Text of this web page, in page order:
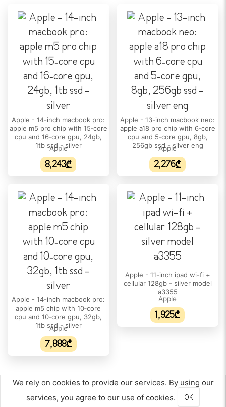
ეკრანის ტიპი:
გარჩევადობა:
2880 x 1864
განახლების სიხშირე:
სიკაშკაშე:
500 nits
ეკრანის ფორმატი:
Wide
ᲞᲠᲝᲪᲔᲡᲝᲠᲘ
პროცესორის/ჩიპსეტის ტიპი:
Apple M5
პროცესორის მოდელი:
Apple M5 10-core CPU
10
პროცესორის ნაკადი:
პროცესორის მწარმოებელი:
პროცესორის მაქსიმალური სიხშირე:
N/A
Apple - 14-inch macbook pro:
apple m5 pro chip with 15‑core
cpu and 16‑core gpu, 24gb,
1tb ssd - silver
Apple
8,243₾
Apple - 13-inch macbook neo:
apple a18 pro chip with 6‑core
cpu and 5‑core gpu, 8gb,
256gb ssd - silver eng
Apple
2,276₾
Apple - 14-inch macbook pro:
apple m5 chip with 10‑core
cpu and 10‑core gpu, 32gb,
1tb ssd - silver
Apple
7,888₾
Apple - 11-inch ipad wi-fi +
cellular 128gb - silver model
a3355
Apple
1,925₾
We rely on cookies to provide our services. By using our
services, you agree to our use of cookies.
OK